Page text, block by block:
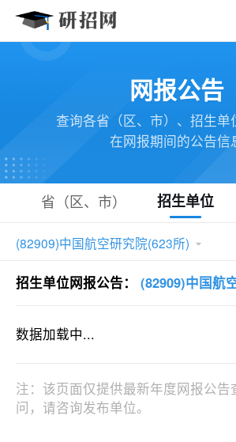
网报公告
查询各省（区、市）、招生单
在网报期间的公告信
省（区、市） 招生单位
(82909)中国航空研究院(623所) 
招生单位网报公告： (82909)中国航
数据加载中...
注：该页面仅提供最新年度网报公告
问，请咨询发布单位。